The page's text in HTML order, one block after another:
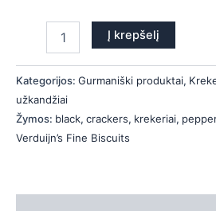
Į krepšelį
Kategorijos: Gurmaniški produktai,
užkandžiai
Žymos: black, crackers, krekeriai,
Verduijn’s Fine Biscuits